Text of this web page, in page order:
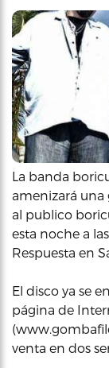
La banda
amenizará una
al publico
esta noche a
Respuesta en
El disco ya se
página de
venta en dos